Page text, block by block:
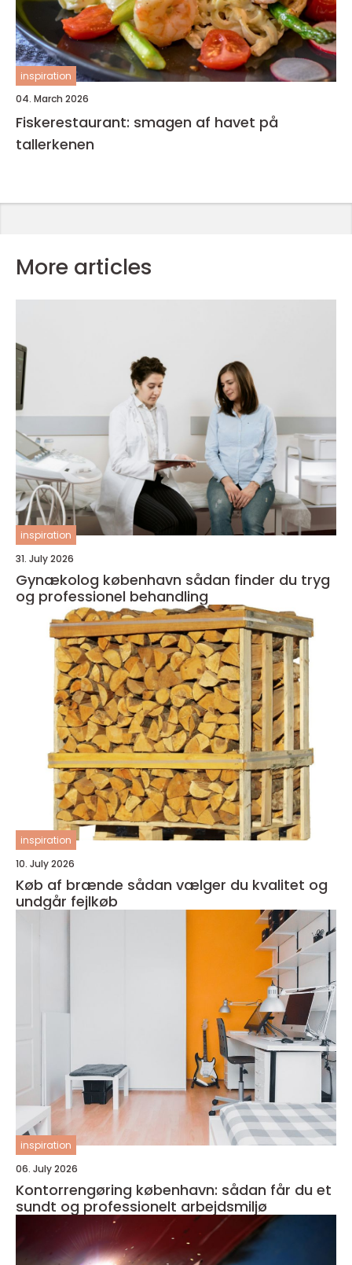
inspiration
04. March 2026
Fiskerestaurant: smagen af havet på
tallerkenen
More articles
inspiration
31. July 2026
Gynækolog københavn sådan finder du tryg
og professionel behandling
inspiration
10. July 2026
Køb af brænde sådan vælger du kvalitet og
undgår fejlkøb
inspiration
06. July 2026
Kontorrengøring københavn: sådan får du et
sundt og professionelt arbejdsmiljø